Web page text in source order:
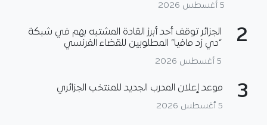
5 أغسطس 2026
2
الجزائر توقف أحد أبرز القادة المشتبه بهم في شبكة
“دي زد مافيا” المطلوبين للقضاء الفرنسي
5 أغسطس 2026
3 موعد إعلان المدرب الجديد للمنتخب الجزائري
5 أغسطس 2026